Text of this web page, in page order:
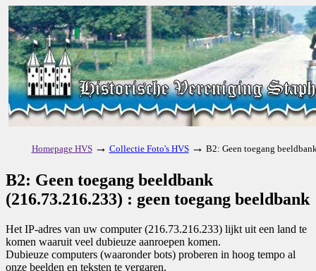
Homepage HVS → Collectie Foto's HVS → B2: Geen toegang
B2: Geen toegang beeldbank
(216.73.216.233) : geen toegang beeldbank
Het IP-adres van uw computer (216.73.216.233) lijkt uit een land te
komen waaruit veel dubieuze aanroepen komen.
Dubieuze computers (waaronder bots) proberen in hoog tempo al
onze beelden en teksten te vergaren.